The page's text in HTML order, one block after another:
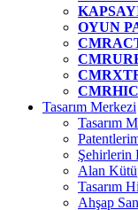
OYUN
Tasarım Merkezi
Tasarım
Şehirlerin
Alan
Tasarım
Ahşap